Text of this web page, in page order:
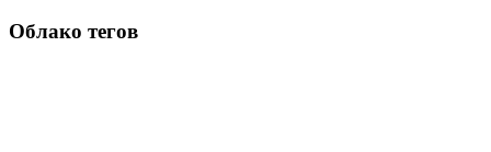
Облако тегов